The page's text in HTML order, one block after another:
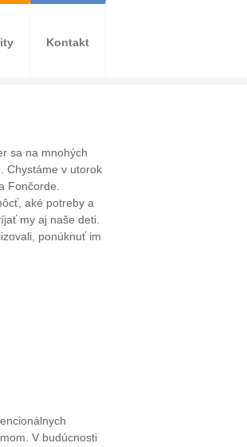
sa na mnohých
Chystáme v utorok
Fončorde.
aké potreby a
my aj naše deti.
ponúknuť im
V budúcnosti
Kontakt